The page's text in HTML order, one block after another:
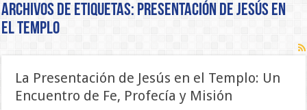
Archivos de etiquetas: Presentación de Jesús en
el Templo
La Presentación de Jesús en el Templo: Un
Encuentro de Fe, Profecía y Misión